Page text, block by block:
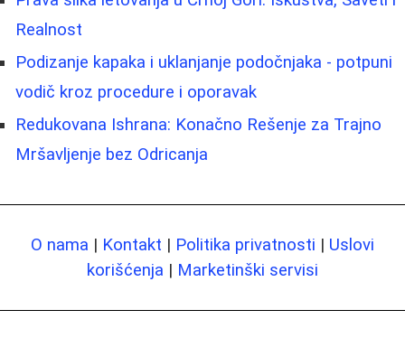
Realnost
Podizanje kapaka i uklanjanje podočnjaka - potpuni
vodič kroz procedure i oporavak
Redukovana Ishrana: Konačno Rešenje za Trajno
Mršavljenje bez Odricanja
O nama | Kontakt | Politika privatnosti | Uslovi
korišćenja | Marketinški servisi